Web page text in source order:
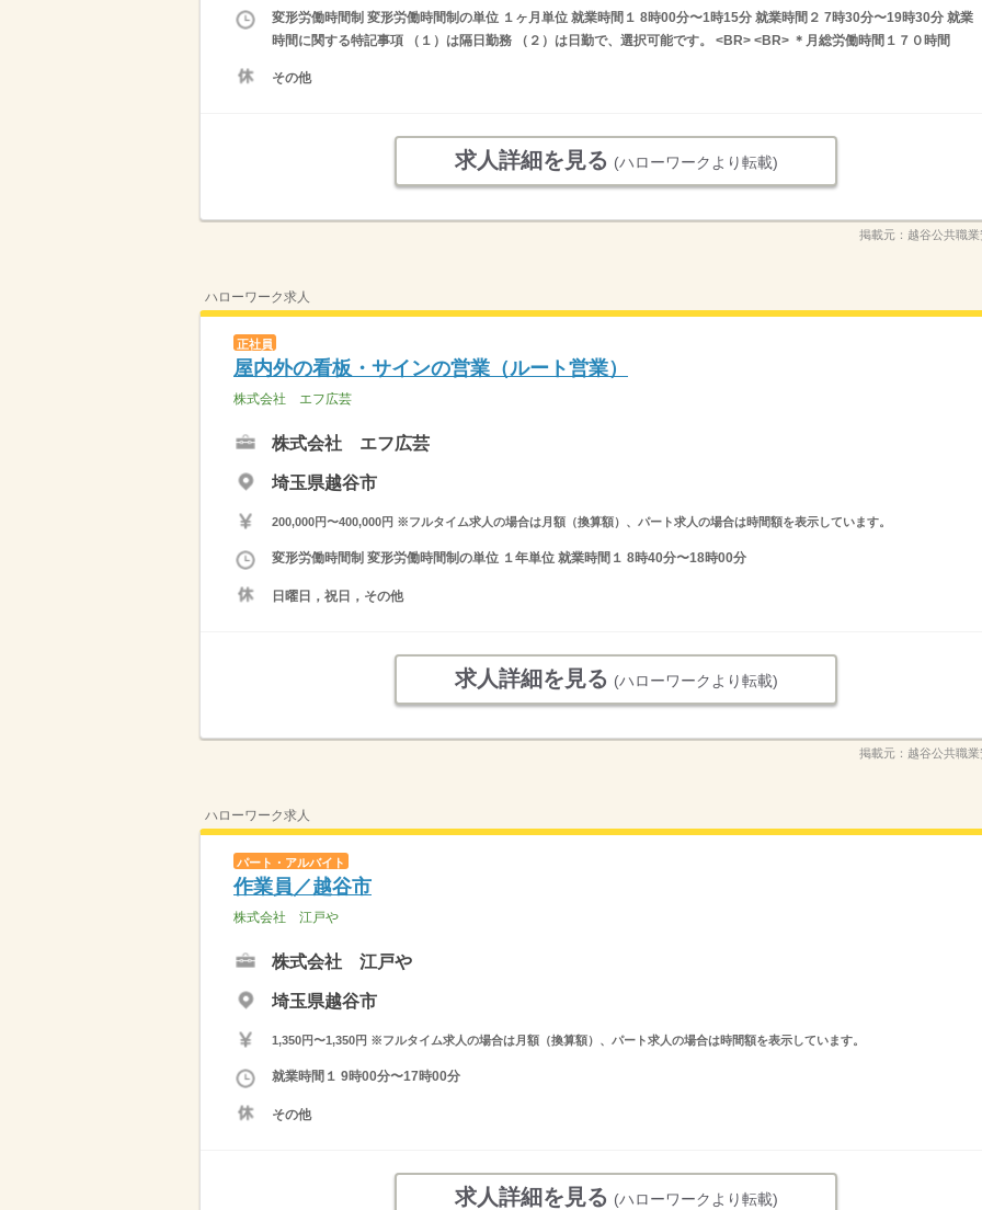
変形労働時間制 変形労働時間制の単位 １ヶ月単位 就業時間１ 8時00分〜1時15分 就業時間２ 7時30分〜19時30分 就業
時間に関する特記事項 （１）は隔日勤務 （２）は日勤で、選択可能です。 <BR> <BR> ＊月総労働時間１７０時間
その他
求人詳細を見る (ハローワークより転載)
掲載元： 越谷公共職
ハローワーク求人
正社員
屋内外の看板・サインの営業（ルート営業）
株式会社 エフ広芸
株式会社 エフ広芸
埼玉県越谷市
200,000円〜400,000円 ※フルタイム求人の場合は月額（換算額）、パート求人の場合は時間額を表示しています。
変形労働時間制 変形労働時間制の単位 １年単位 就業時間１ 8時40分〜18時00分
日曜日，祝日，その他
求人詳細を見る (ハローワークより転載)
掲載元： 越谷公共職
ハローワーク求人
パート・アルバイト
作業員／越谷市
株式会社 江戸や
株式会社 江戸や
埼玉県越谷市
1,350円〜1,350円 ※フルタイム求人の場合は月額（換算額）、パート求人の場合は時間額を表示しています。
就業時間１ 9時00分〜17時00分
その他
求人詳細を見る (ハローワークより転載)